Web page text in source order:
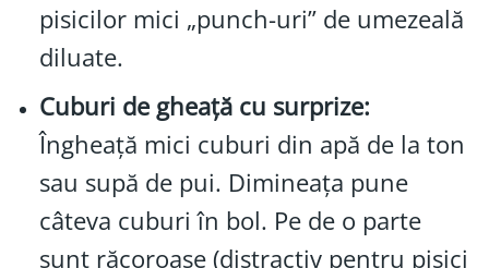
pisicilor mici „punch-uri” de umezeală
diluate.
Cuburi de gheață cu surprize:
Îngheață mici cuburi din apă de la ton
sau supă de pui. Dimineața pune
câteva cuburi în bol. Pe de o parte
sunt răcoroase (distractiv pentru pisici